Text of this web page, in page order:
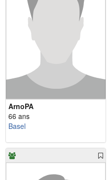
ArnoPA
66 ans
Basel